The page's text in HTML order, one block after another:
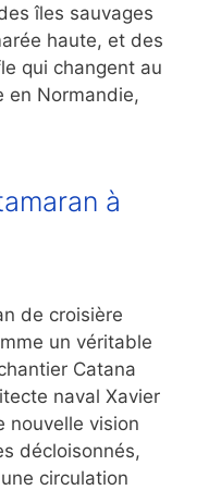
îles sauvages
haute, et des
qui changent au
en Normandie,
à
de croisière
un véritable
Catana
naval Xavier
nouvelle vision
décloisonnés,
circulation